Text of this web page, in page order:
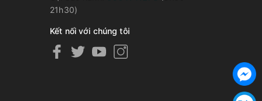
21h30)
Kết nối với chúng tôi